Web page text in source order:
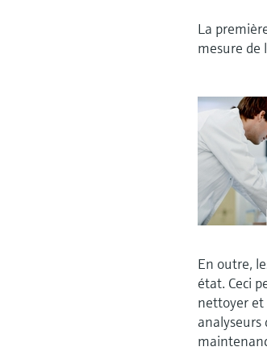
La
mesure de
En outre,
état. Ceci
nettoyer et
analyseurs